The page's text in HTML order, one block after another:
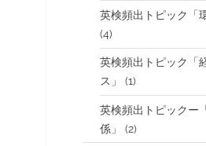
英検頻出トピック「
(4)
英検頻出トピック「
ス」
(1)
英検頻出トピックー
係」
(2)